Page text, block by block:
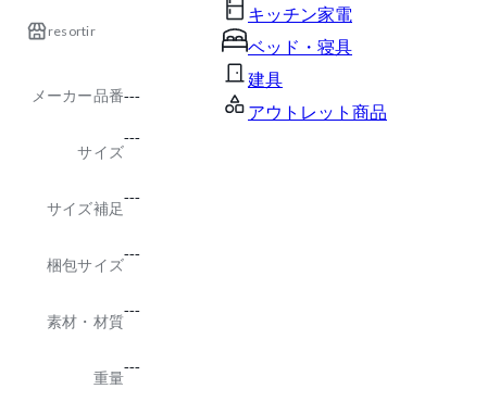
キッチン家電
ベッド・寝具
建具
アウトレット商品
resortir
メーカー品番---
サイズ
---
サイズ補足
---
梱包サイズ
---
素材・材質
---
重量
---